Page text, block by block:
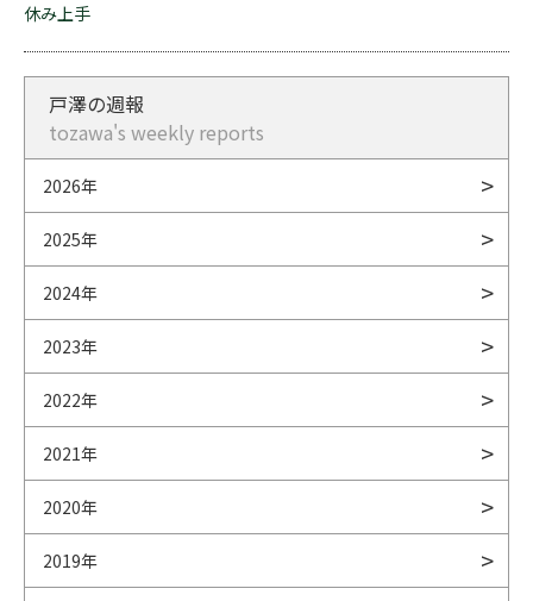
休み上手
戸澤の週報
tozawa's weekly reports
2026年
2025年
2024年
2023年
2022年
2021年
2020年
2019年